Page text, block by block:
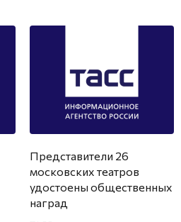
Представители 26
московских театров
удостоены общественных
наград